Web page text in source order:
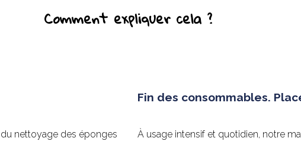
Comment expliquer cela ?
du nettoyage des éponges
Fin des consommables.
À usage intensif et quotidien, notre